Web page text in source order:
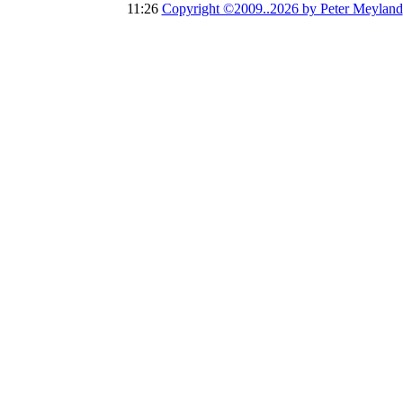
11:26 Copyright ©2009..2026 by Peter Meyland